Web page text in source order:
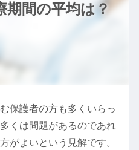
期間の平均は？
保護者の方も多くいらっ
くは問題があるのであれ
がよいという見解です。